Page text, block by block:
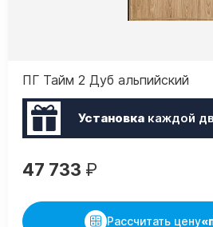
ПГ Тайм 2 Дуб альпийский
Установкакаждой
47 733 ₽
Рассчитать цену